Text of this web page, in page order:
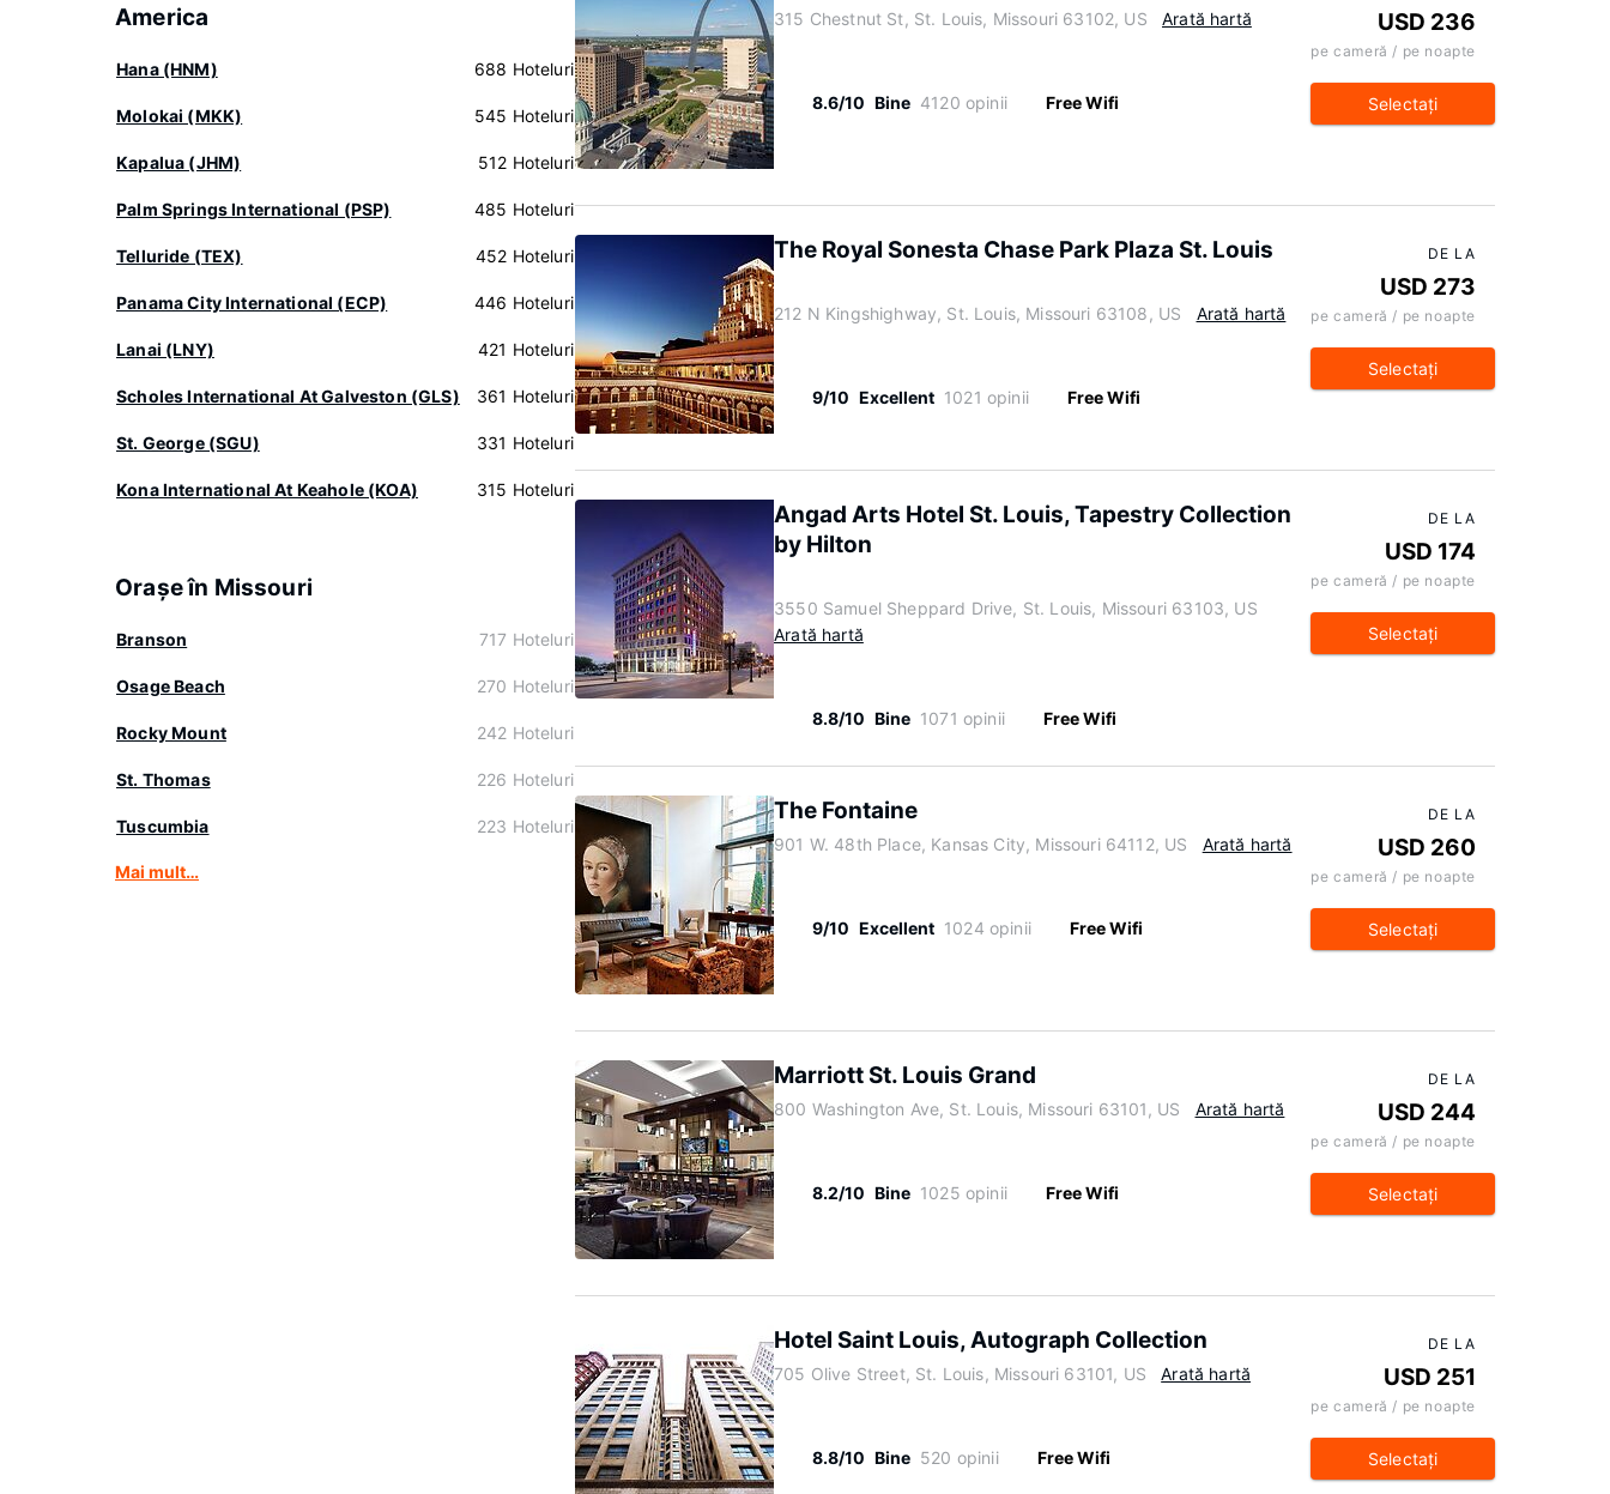
America
Hana (HNM) 688 Hoteluri
Molokai (MKK) 545 Hoteluri
Kapalua (JHM) 512 Hoteluri
Palm Springs International (PSP) 485 Hoteluri
Telluride (TEX) 452 Hoteluri
Panama City International (ECP) 446 Hoteluri
Lanai (LNY) 421 Hoteluri
Scholes International At Galveston (GLS) 361 Hoteluri
St. George (SGU) 331 Hoteluri
Kona International At Keahole (KOA) 315 Hoteluri
Oraşe în Missouri
Branson 717 Hoteluri
Osage Beach 270 Hoteluri
Rocky Mount 242 Hoteluri
St. Thomas 226 Hoteluri
Tuscumbia 223 Hoteluri
Mai mult…
315 Chestnut St, St. Louis, Missouri 63102, US Arată hartă
8.6/10 Bine 4120 opinii Free Wifi
USD 236
pe cameră / pe noapte
Selectaţi
The Royal Sonesta Chase Park Plaza St. Louis
212 N Kingshighway, St. Louis, Missouri 63108, US Arată hartă
9/10 Excellent 1021 opinii Free Wifi
DE LA
USD 273
pe cameră / pe noapte
Selectaţi
Angad Arts Hotel St. Louis, Tapestry Collection
by Hilton
3550 Samuel Sheppard Drive, St. Louis, Missouri 63103, US
Arată hartă
8.8/10 Bine 1071 opinii Free Wifi
DE LA
USD 174
pe cameră / pe noapte
Selectaţi
The Fontaine
901 W. 48th Place, Kansas City, Missouri 64112, US Arată hartă
9/10 Excellent 1024 opinii Free Wifi
DE LA
USD 260
pe cameră / pe noapte
Selectaţi
Marriott St. Louis Grand
800 Washington Ave, St. Louis, Missouri 63101, US Arată hartă
8.2/10 Bine 1025 opinii Free Wifi
DE LA
USD 244
pe cameră / pe noapte
Selectaţi
Hotel Saint Louis, Autograph Collection
705 Olive Street, St. Louis, Missouri 63101, US Arată hartă
8.8/10 Bine 520 opinii Free Wifi
DE LA
USD 251
pe cameră / pe noapte
Selectaţi